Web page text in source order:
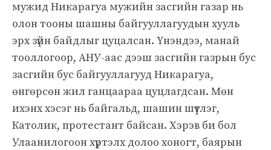
мужид Никарагуа мужийн засгийн газар нь
олон тооны шашны байгууллагуудын хууль
эрх зүйн байдлыг цуцалсан. Үнэндээ, манай
тооллогоор, АНУ-аас дээш засгийн газрын бус
засгийн бус байгууллагууд Никарагуа,
өнгөрсөн жил ганцаараа цуцлагдсан. Мөн
ихэнх хэсэг нь байгальд, шашин шүтлэг,
Католик, протестант байсан. Хэрэв би бол
Улаанилогоон хүртэлх долоо хоногт, баярын